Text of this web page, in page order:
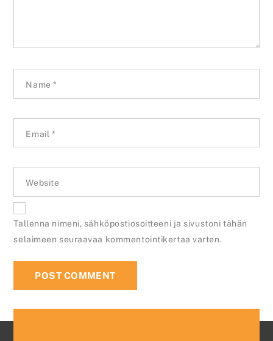
Name*
Email *
Website
Tallenna nimeni, sähköpostiosoitteeni ja sivustoni tähän
selaimeen seuraavaa kommentointikertaa varten.